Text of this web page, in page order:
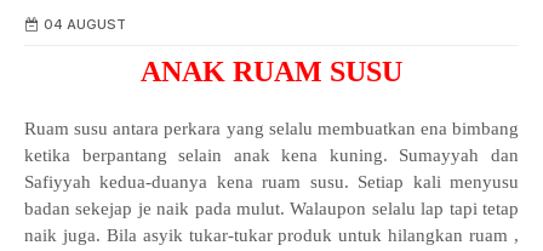
04 AUGUST
ANAK RUAM SUSU
Ruam susu antara perkara yang selalu membuatkan ena bimbang
ketika berpantang selain anak kena kuning. Sumayyah dan
Safiyyah kedua-duanya kena ruam susu. Setiap kali menyusu
badan sekejap je naik pada mulut. Walaupon selalu lap tapi tetap
naik juga. Bila asyik tukar-tukar produk untuk hilangkan ruam ,